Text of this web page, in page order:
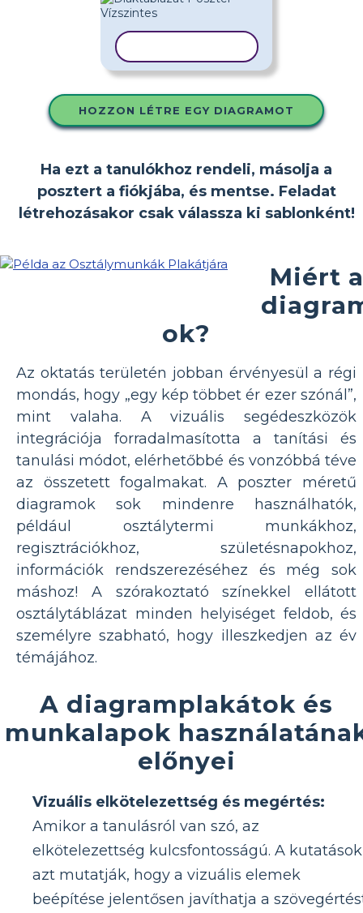
HOZZON LÉTRE EGY DIAGRAMOT
Ha ezt a tanulókhoz rendeli, másolja a
posztert a fiókjába, és mentse. Feladat
létrehozásakor csak válassza ki sablonként!
Miért a
ok?
Az oktatás területén jobban érvényesül a régi
mondás, hogy „egy kép többet ér ezer szónál”,
mint valaha. A vizuális segédeszközök
integrációja forradalmasította a tanítási és
tanulási módot, elérhetőbbé és vonzóbbá téve
az összetett fogalmakat. A poszter méretű
diagramok sok mindenre használhatók,
például osztálytermi munkákhoz,
regisztrációkhoz, születésnapokhoz,
információk rendszerezéséhez és még sok
máshoz! A szórakoztató színekkel ellátott
osztálytáblázat minden helyiséget feldob, és
személyre szabható, hogy illeszkedjen az év
témájához.
A diagramplakátok és
munkalapok
előnyei
Vizuális elkötelezettség és megértés:
Amikor a tanulásról van szó, az
elkötelezettség kulcsfontosságú. A kutatások
azt mutatják, hogy a vizuális elemek
beépítése jelentősen javíthatja a